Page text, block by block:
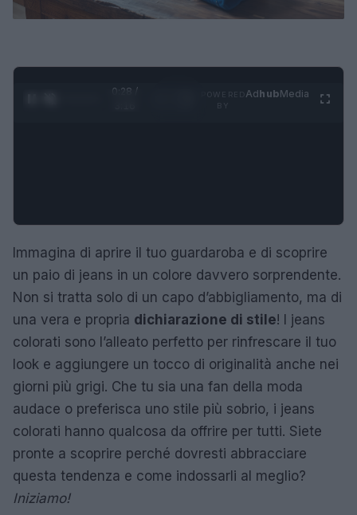
0:29 /
AdhubMedia
Immagina di aprire il tuo guardaroba e di scoprire
un paio di jeans in un colore davvero sorprendente.
Non si tratta solo di un capo d’abbigliamento, ma di
una vera e propria dichiarazione di stile! I jeans
colorati sono l’alleato perfetto per rinfrescare il tuo
look e aggiungere un tocco di originalità anche nei
giorni più grigi. Che tu sia una fan della moda
audace o preferisca uno stile più sobrio, i jeans
colorati hanno qualcosa da offrire per tutti. Siete
pronte a scoprire perché dovresti abbracciare
questa tendenza e come indossarli al meglio?
Iniziamo!